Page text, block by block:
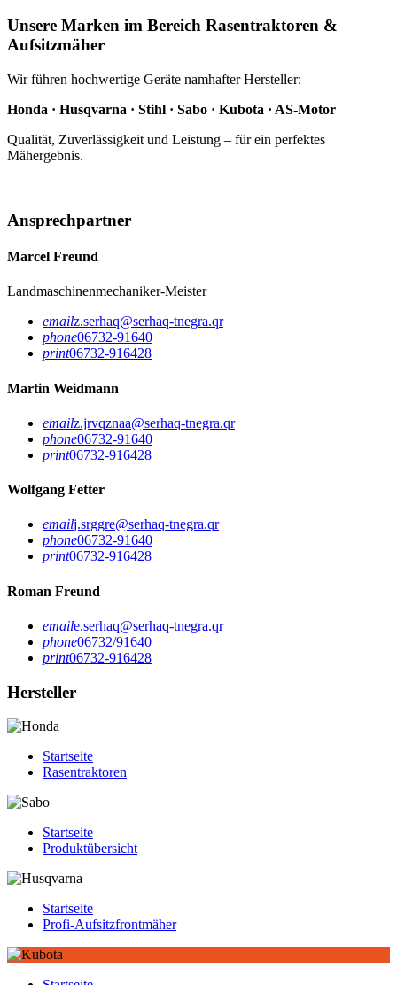
Unsere Marken im Bereich Rasentraktoren &
Aufsitzmäher
Wir führen hochwertige Geräte namhafter Hersteller:
Honda · Husqvarna · Stihl · Sabo · Kubota · AS-Motor
Qualität, Zuverlässigkeit und Leistung – für ein perfektes
Mähergebnis.
Ansprechpartner
Marcel Freund
Landmaschinenmechaniker-Meister
emailz.serhaq@serhaq-tnegra.qr
phone06732-91640
print06732-916428
Martin Weidmann
emailz.jrvqznaa@serhaq-tnegra.qr
phone06732-91640
print06732-916428
Wolfgang Fetter
emailj.srggre@serhaq-tnegra.qr
phone06732-91640
print06732-916428
Roman Freund
emaile.serhaq@serhaq-tnegra.qr
phone06732/91640
print06732-916428
Hersteller
Startseite
Rasentraktoren
Startseite
Produktübersicht
Startseite
Profi-Aufsitzfrontmäher